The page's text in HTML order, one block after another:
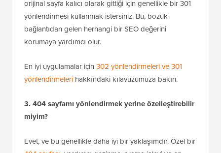
Bir 301 yönlendirmesi, arama motorlarına değişikliğin
kalıcı olduğunu söylerken, bir 302 yönlendirmesi
geçici olduğunu belirtir. 404 sayfa yönlendirmeleri için,
orijinal sayfa kalıcı olarak gittiği için genellikle bir 301
bağlantıdan gelen herhangi bir SEO değerini
korumaya yardımcı olur.
En iyi uygulamalar için302 yönlendirmeleri ve 301
yönlendirmeleri
3. 404 sayfamı yönlendirmek yerine özelleştirebilir